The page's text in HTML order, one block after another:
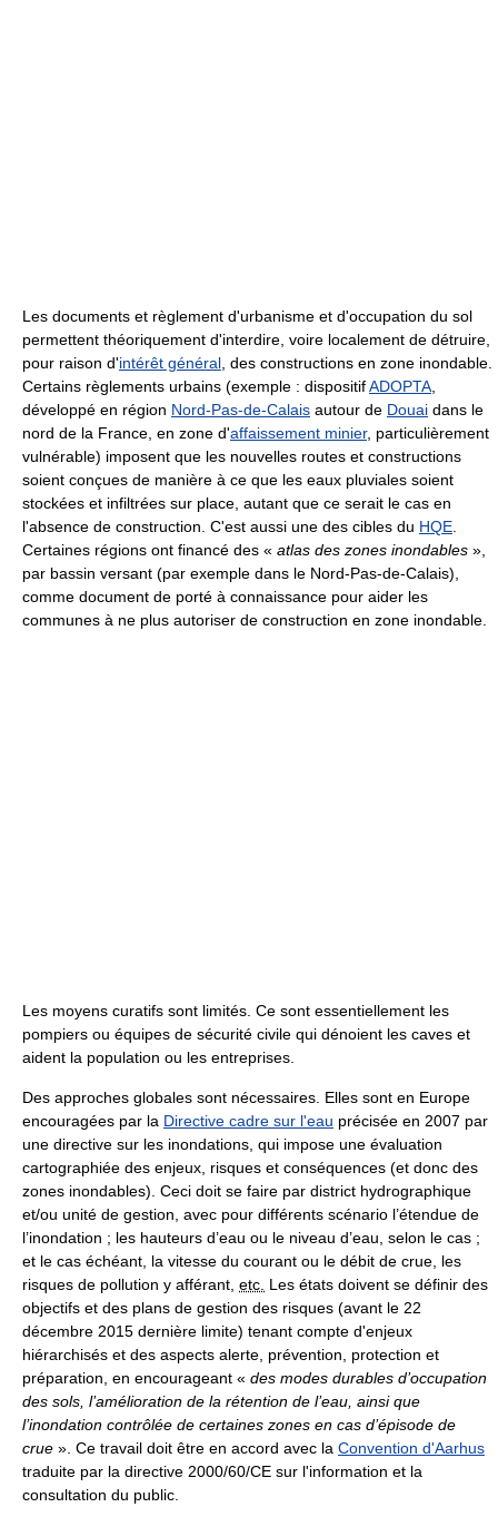
Les documents et règlement d'urbanisme et d'occupation du sol
permettent théoriquement d'interdire, voire localement de détruire,
pour raison d'intérêt général , des constructions en zone inondable.
Certains règlements urbains (exemple : dispositifADOPTA
développé en région Nord-Pas-de-Calais autour de Douai dans le
nord de la France, en zone d'affaissement minier, particulièrement
vulnérable) imposent que les nouvelles routes et constructions
soient conçues de manière à ce que les eaux pluviales soient
stockées et infiltrées sur place, autant que ce serait le cas en
l'absence de construction. C'est aussi une des cibles du HQE
Certaines régions ont financé des « atlas des zones inondables »,
par bassin versant (par exemple dans le Nord-Pas-de-Calais),
comme document de porté à connaissance pour aider les
communes à ne plus autoriser de construction en zone inondable.
Les moyens curatifs sont limités. Ce sont essentiellement les
pompiers ou équipes de sécurité civile qui dénoient les caves et
aident la population ou les entreprises.
Des approches globales sont nécessaires. Elles sont en Europe
encouragées par la Directive cadre sur l'eau précisée en 2007 par
une directive sur les inondations, qui impose une évaluation
cartographiée des enjeux, risques et conséquences (et donc des
zones inondables). Ceci doit se faire par district hydrographique
et/ou unité de gestion, avec pour différents scénario l’étendue de
l’inondation ; les hauteurs d’eau ou le niveau d’eau, selon le cas ;
et le cas échéant, la vitesse du courant ou le débit de crue, les
risques de pollution y afférant, etc. Les états doivent se définir des
objectifs et des plans de gestion des risques (avant le 22
décembre 2015 dernière limite) tenant compte d'enjeux
hiérarchisés et des aspects alerte, prévention, protection et
préparation, en encourageant « des modes durables d’occupation
des sols, l’amélioration de la rétention de l’eau, ainsi que
l’inondation contrôlée de certaines zones en cas d’épisode de
crue ». Ce travail doit être en accord avec la Convention d'Aarhus
traduite par la directive 2000/60/CE sur l'information et la
consultation du public.